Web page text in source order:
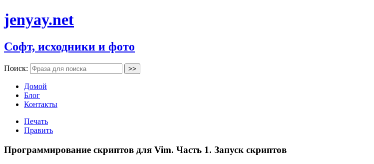
jenyay.net
Софт, исходники и фото
Поиск:
Домой
Блог
Контакты
Печать
Править
Программирование скриптов для Vim. Часть 1. Запуск скриптов